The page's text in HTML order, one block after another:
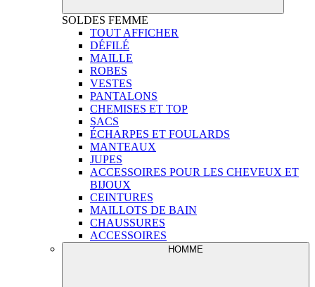
SOLDES FEMME
TOUT AFFICHER
DÉFILÉ
MAILLE
ROBES
VESTES
PANTALONS
CHEMISES ET TOP
SACS
ÉCHARPES ET FOULARDS
MANTEAUX
JUPES
ACCESSOIRES POUR LES CHEVEUX ET
BIJOUX
CEINTURES
MAILLOTS DE BAIN
CHAUSSURES
ACCESSOIRES
HOMME